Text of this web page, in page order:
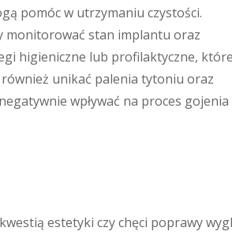
pomóc w utrzymaniu czystości.
monitorować stan implantu oraz
higieniczne lub profilaktyczne, które
unikać palenia tytoniu oraz
wpływać na proces gojenia
estetyki czy chęci poprawy